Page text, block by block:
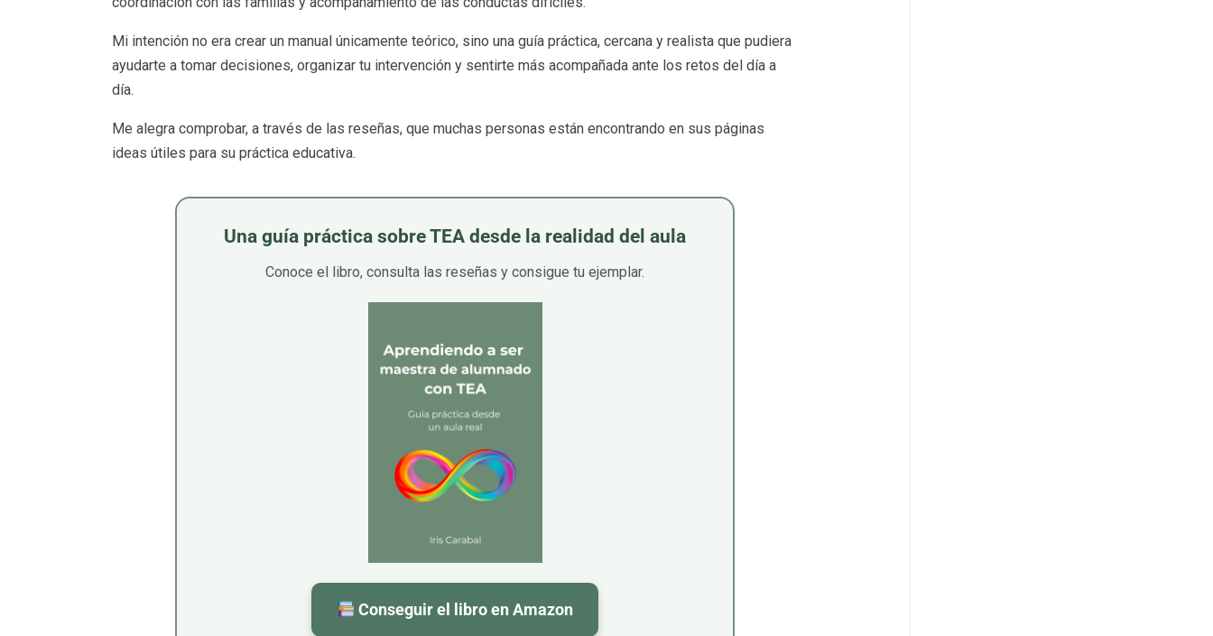
Mi intención no era crear un manual únicamente teórico, sino una guía práctica, cercana y realista que pudiera
ayudarte a tomar decisiones, organizar tu intervención y sentirte más acompañada ante los retos del día a
día.
Me alegra comprobar, a través de las reseñas, que muchas personas están encontrando en sus páginas
ideas útiles para su práctica educativa.
Una guía práctica sobre TEA desde la realidad del aula
Conoce el libro, consulta las reseñas y consigue tu ejemplar.
Conseguir el libro en Amazon